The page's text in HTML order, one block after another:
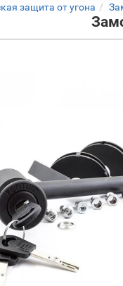
защита от угона